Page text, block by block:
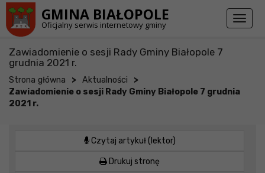
GMINA BIAŁOPOLE
Oficjalny serwis internetowy gminy
Toggle
Zawiadomienie o sesji Rady Gminy Białopole 7
grudnia 2021 r.
Strona główna > Aktualności >
Zawiadomienie o sesji Rady Gminy Białopole 7 grudnia
2021 r.
Czytaj artykuł (lektor)
Drukuj stronę